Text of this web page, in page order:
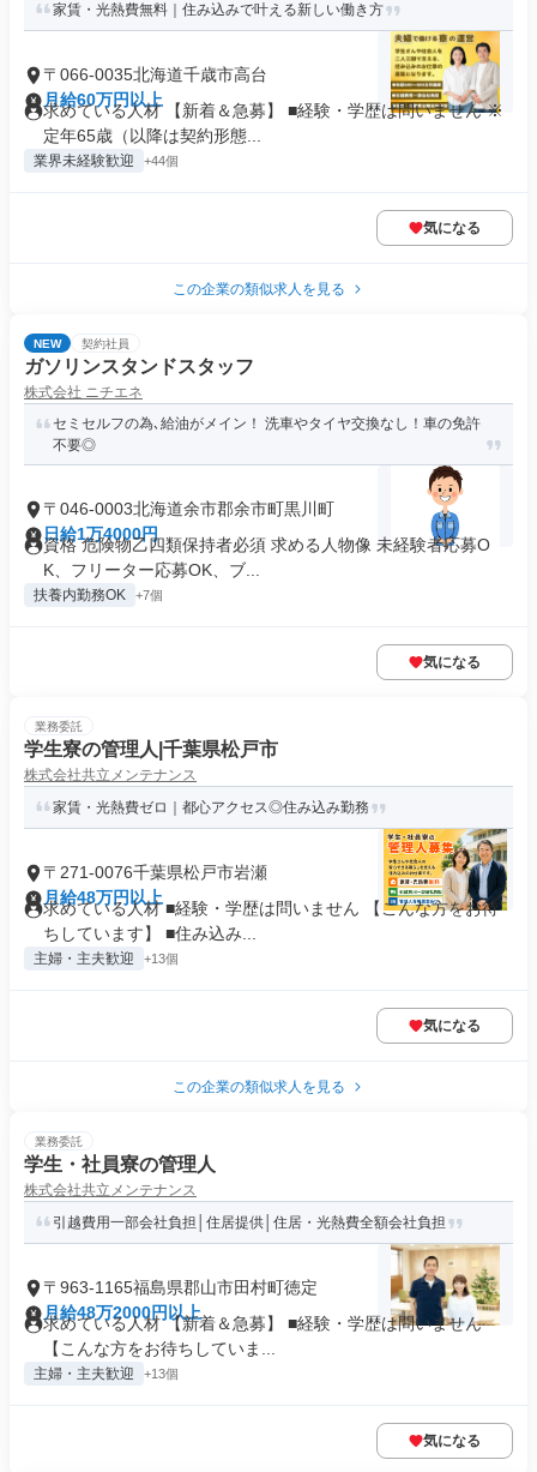
家賃・光熱費無料｜住み込みで叶える新しい働き方
〒066-0035北海道千歳市高台
月給60万円以上
求めている人材 【新着＆急募】 ■経験・学歴は問いません ※
定年65歳（以降は契約形態...
業界未経験歓迎 +44個
気になる
この企業の類似求人を見る
NEW 契約社員
ガソリンスタンドスタッフ
株式会社 ニチエネ
セミセルフの為､給油がメイン！ 洗車やタイヤ交換なし！車の免許
不要◎
〒046-0003北海道余市郡余市町黒川町
日給1万4000円
資格 危険物乙四類保持者必須 求める人物像 未経験者応募O
K、フリーター応募OK、ブ...
扶養内勤務OK +7個
気になる
業務委託
学生寮の管理人|千葉県松戸市
株式会社共立メンテナンス
家賃・光熱費ゼロ｜都心アクセス◎住み込み勤務
〒271-0076千葉県松戸市岩瀬
月給48万円以上
求めている人材 ■経験・学歴は問いません 【こんな方をお待
ちしています】 ■住み込み...
主婦・主夫歓迎 +13個
気になる
この企業の類似求人を見る
業務委託
学生・社員寮の管理人
株式会社共立メンテナンス
引越費用一部会社負担│住居提供│住居・光熱費全額会社負担
〒963-1165福島県郡山市田村町徳定
月給48万2000円以上
求めている人材 【新着＆急募】 ■経験・学歴は問いません
【こんな方をお待ちしていま...
主婦・主夫歓迎 +13個
気になる